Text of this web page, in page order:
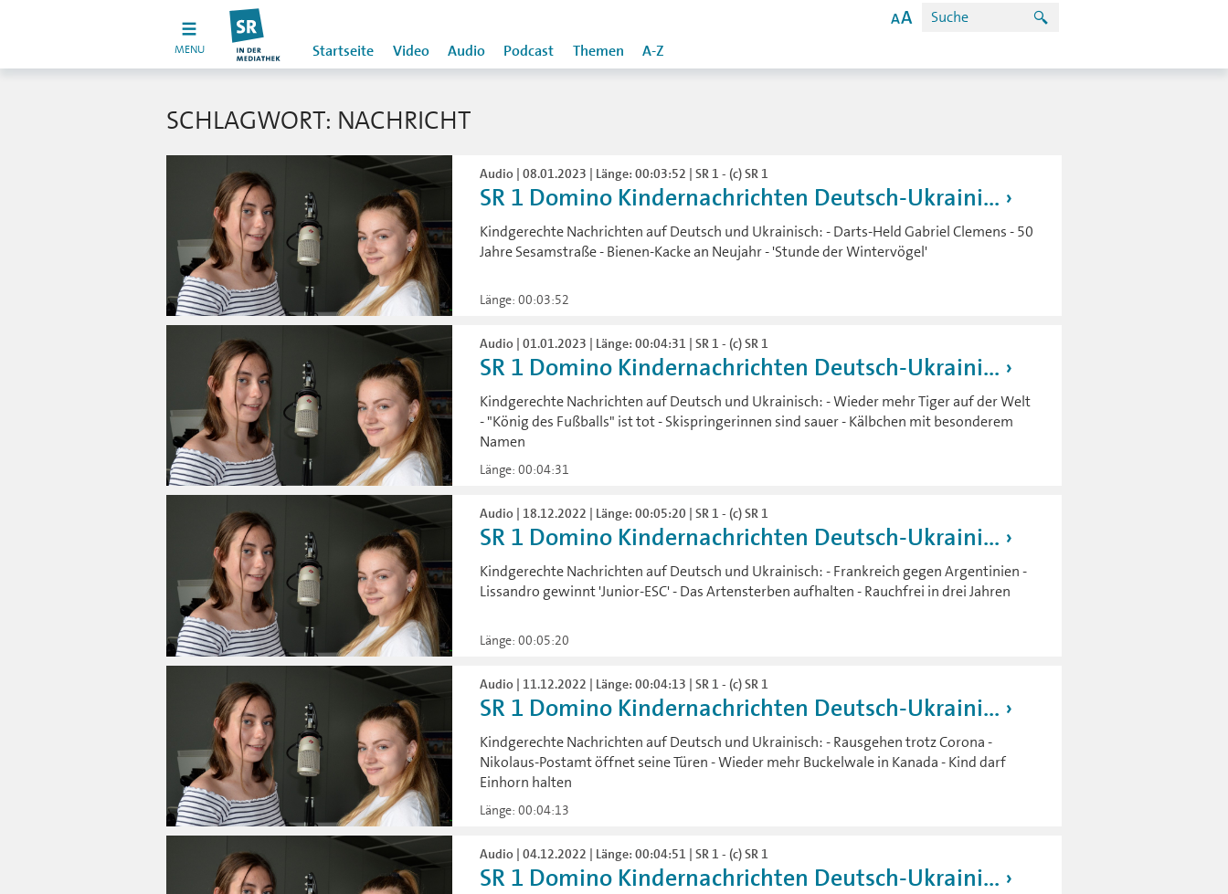
MENU Startseite Video Audio Podcast Themen A-Z
SCHLAGWORT: NACHRICHT
Audio | 08.01.2023 | Länge: 00:03:52 | SR 1 - (c) SR 1
SR 1 Domino Kindernachrichten Deutsch-Ukraini...
Kindgerechte Nachrichten auf Deutsch und Ukrainisch: - Darts-Held Gabriel Clemens - 50
Jahre Sesamstraße - Bienen-Kacke an Neujahr - 'Stunde der Wintervögel'
Länge: 00:03:52
Audio | 01.01.2023 | Länge: 00:04:31 | SR 1 - (c) SR 1
SR 1 Domino Kindernachrichten Deutsch-Ukraini...
Kindgerechte Nachrichten auf Deutsch und Ukrainisch: - Wieder mehr Tiger auf der Welt
- "König des Fußballs" ist tot - Skispringerinnen sind sauer - Kälbchen mit besonderem
Namen
Länge: 00:04:31
Audio | 18.12.2022 | Länge: 00:05:20 | SR 1 - (c) SR 1
SR 1 Domino Kindernachrichten Deutsch-Ukraini...
Kindgerechte Nachrichten auf Deutsch und Ukrainisch: - Frankreich gegen Argentinien -
Lissandro gewinnt 'Junior-ESC' - Das Artensterben aufhalten - Rauchfrei in drei Jahren
Länge: 00:05:20
Audio | 11.12.2022 | Länge: 00:04:13 | SR 1 - (c) SR 1
SR 1 Domino Kindernachrichten Deutsch-Ukraini...
Kindgerechte Nachrichten auf Deutsch und Ukrainisch: - Rausgehen trotz Corona -
Nikolaus-Postamt öffnet seine Türen - Wieder mehr Buckelwale in Kanada - Kind darf
Einhorn halten
Länge: 00:04:13
Audio | 04.12.2022 | Länge: 00:04:51 | SR 1 - (c) SR 1
SR 1 Domino Kindernachrichten Deutsch-Ukraini...